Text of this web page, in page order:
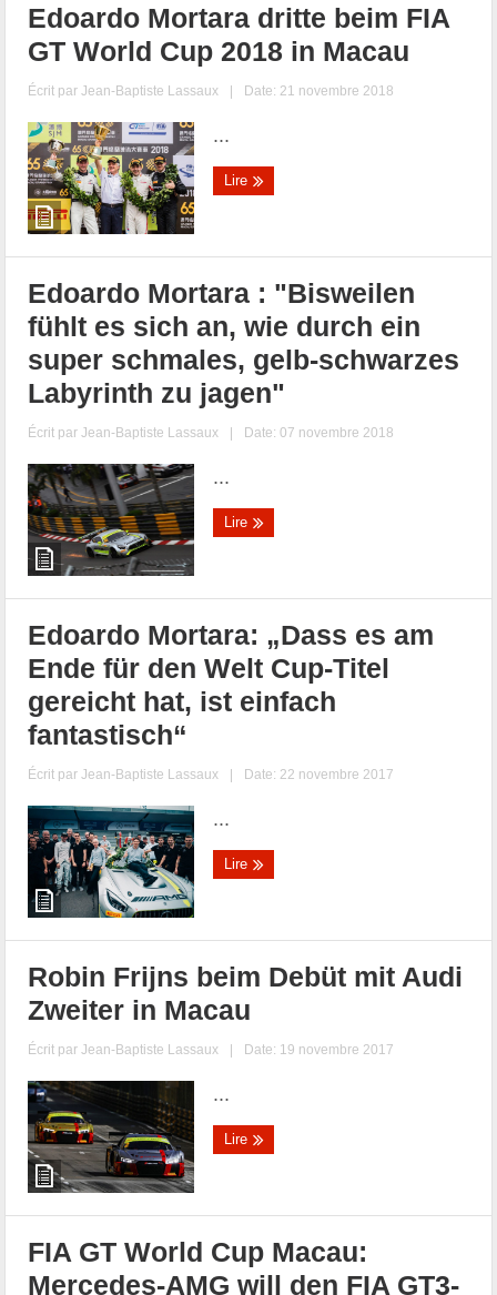
Edoardo Mortara dritte beim FIA
GT World Cup 2018 in Macau
Écrit parJean-Baptiste Lassaux | Date: 21 novembre 2018
...
Lire
Edoardo Mortara : "Bisweilen
fühlt es sich an, wie durch ein
super schmales, gelb-schwarzes
Labyrinth zu jagen"
Écrit parJean-Baptiste Lassaux | Date: 07 novembre 2018
...
Lire
Edoardo Mortara: „Dass es am
Ende für den Welt Cup-Titel
gereicht hat, ist einfach
fantastisch“
Écrit parJean-Baptiste Lassaux | Date: 22 novembre 2017
...
Lire
Robin Frijns beim Debüt mit Audi
Zweiter in Macau
Écrit parJean-Baptiste Lassaux | Date: 19 novembre 2017
...
Lire
FIA GT World Cup Macau:
Mercedes-AMG will den FIA GT3-